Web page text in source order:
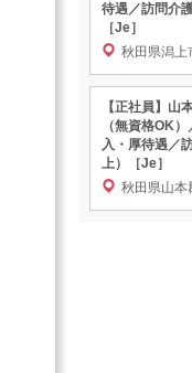
待遇／訪問介
［Je］
秋田県潟上
【正社員】山
（無資格OK
入・厚待遇／
上）［Je］
秋田県山本